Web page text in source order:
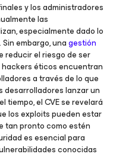
y los administradores
las
especialmente dado lo
embargo, unagestión
reducir el riesgo de ser
éticos encuentran
a través de lo que
desarrolladores lanzar un
tiempo, el CVE se revelará
los exploits pueden estar
tan pronto como estén
es esencial para
conocidas